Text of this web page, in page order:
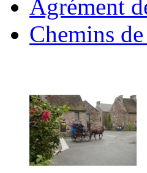
Agrément
Chemins